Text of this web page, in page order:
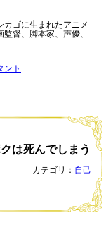
カゴに生まれたアニメ
督、脚本家、声優、
ント
は死んでしまう
カテゴリ： 自己